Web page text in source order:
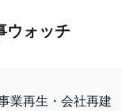
ウォッチ
業再生・会社再建